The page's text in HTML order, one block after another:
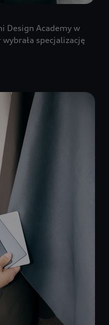
Design Academy w
specjalizację